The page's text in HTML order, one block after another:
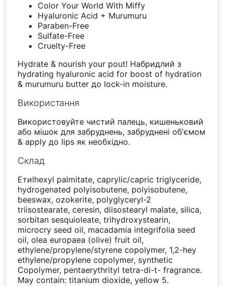
Color Your World With Miffy
Hyaluronic Acid + Murumuru
Paraben-Free
Sulfate-Free
Cruelty-Free
Hydrate & nourish your pout! Набридлий з
hydrating hyaluronic acid for boost of hydration
& murumuru butter до lock-in moisture.
Використання
Використовуйте чистий палець, кишеньковий
або мішок для забруднень, забруднені об'ємом
& apply до lips як необхідно.
Склад
Етиlhexyl palmitate, caprylic/capric triglyceride,
hydrogenated polyisobutene, polyisobutene,
beeswax, ozokerite, polyglyceryl-2
triisostearate, ceresin, diisostearyl malate, silica,
sorbitan sesquioleate, trihydroxystearin,
microcry seed oil, macadamia integrifolia seed
oil, olea europaea (olive) fruit oil,
ethylene/propylene/styrene copolymer, 1,2-hey
ethylene/propylene copolymer, synthetic
Copolymer, pentaerythrityl tetra-di-t- fragrance.
May contain: titanium dioxide, yellow 5.